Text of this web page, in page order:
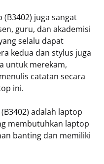
(B3402) juga sangat
guru, dan akademisi
selalu dapat
kedua dan stylus juga
untuk merekam,
catatan secara
ini.
adalah laptop
membutuhkan laptop
banting dan memiliki